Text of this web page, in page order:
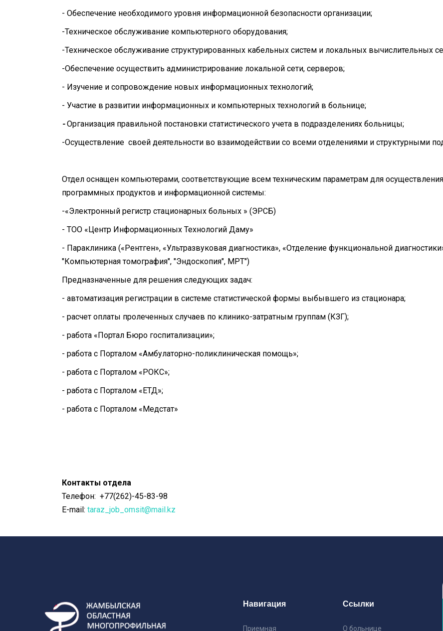
- Обеспечение необходимого уровня информационной безопасности организации;
-Техническое обслуживание компьютерного оборудования;
-Техническое обслуживание структурированных кабельных систем и локальных вычислительных
-Обеспечение осуществить администрирование локальной сети, серверов;
- Изучение и сопровождение новых информационных технологий;
- Участие в развитии информационных и компьютерных технологий в больнице;
-Организация правильной постановки статистического учета в подразделениях больницы;
-Осуществление своей деятельности во взаимодействии со всеми отделениями и структурными
Отдел оснащен компьютерами, соответствующие всем техническим параметрам для
программных продуктов и информационной системы:
-«Электронный регистр стационарных больных » (ЭРСБ)
- ТОО «Центр Информационных Технологий Даму»
- Параклиника («Рентген», «Ультразвуковая диагностика», «Отделение функциональной
"Компьютерная томография", "Эндоскопия", МРТ")
Предназначенные для решения следующих задач:
- автоматизация регистрации в системе статистической формы выбывшего из стационара;
- расчет оплаты пролеченных случаев по клинико-затратным группам (КЗГ);
- работа «Портал Бюро госпитализации»;
- работа с Порталом «Амбулаторно-поликлиническая помощь»;
- работа с Порталом «РОКС»;
- работа с Порталом «ЕТД»;
- работа с Порталом «Медстат»
Контакты отдела
Телефон: +77(262)-45-83-98
E-mail: taraz_job_omsit@mail.kz
Навигация
Приемная
Ссылки
О больнице